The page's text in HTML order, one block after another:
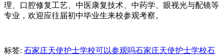
理、口腔修复工艺、中医康复技术、中药学、眼视光与配镜等
专业，欢迎应往届初中毕业生来校参观考察。
标签: 石家庄天使护士学校可以参观吗石家庄天使护士学校石